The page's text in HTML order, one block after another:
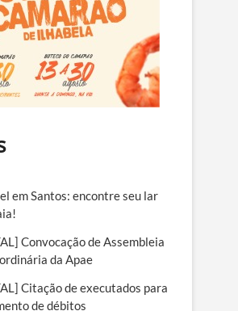
em Santos: encontre seu lar
Convocação de Assembleia
da Apae
Citação de executados para
de débitos